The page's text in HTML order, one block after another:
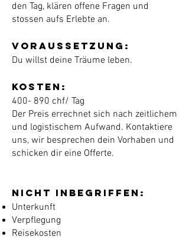
den Tag, klären offene Fragen und
stossen aufs Erlebte an.
Voraussetzung:
Du willst deine Träume leben.
Kosten:
400- 890 chf/ Tag
Der Preis errechnet sich nach zeitlichem
und logistischem Aufwand. Kontaktiere
uns, wir besprechen dein Vorhaben und
schicken dir eine Offerte.
Nicht inbegriffen:
Unterkunft
Verpflegung
Reisekosten